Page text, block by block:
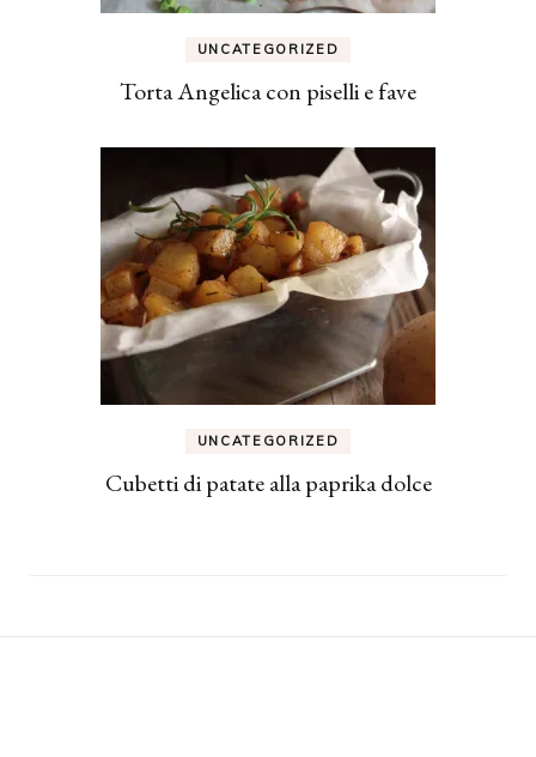
UNCATEGORIZED
Torta Angelica con piselli e fave
UNCATEGORIZED
Cubetti di patate alla paprika dolce